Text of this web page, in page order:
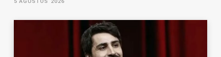
5 AĞUSTOS 2026